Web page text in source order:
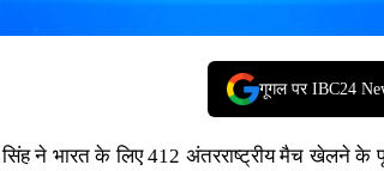
गूगल पर IBC24
ने भारत के लिए 412 अंतरराष्ट्रीय मैच खेलने के